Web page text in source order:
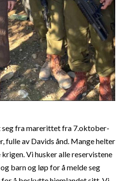
seg fra marerittet fra 7.oktober-
fulle av Davids ånd. Mange helter
Vi husker alle reservistene
barn og løp for å melde seg